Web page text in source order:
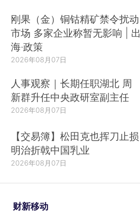
刚果（金）铜钴精矿禁令扰动
市场 多家企业称暂无影响 | 出
海·政策
2026年08月07日
人事观察｜长期任职湖北 周
新群升任中央政研室副主任
2026年08月07日
【交易簿】松田克也挥刀止损
明治折戟中国乳业
2026年08月07日
财新移动